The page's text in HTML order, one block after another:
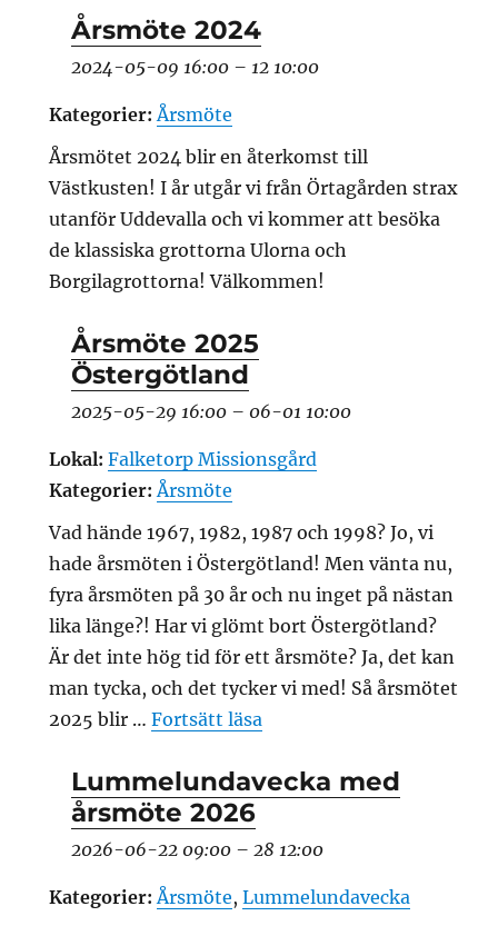
Årsmöte 2024
2024-05-09 16:00– 12 10:00
Kategorier: Årsmöte
Årsmötet 2024 blir en återkomst till
Västkusten! I år utgår vi från Örtagården strax
utanför Uddevalla och vi kommer att besöka
de klassiska grottorna Ulorna och
Borgilagrottorna! Välkommen!
Årsmöte 2025
Östergötland
2025-05-29 16:00– 06-01 10:00
Lokal: Falketorp Missionsgård
Kategorier: Årsmöte
Vad hände 1967, 1982, 1987 och 1998? Jo, vi
hade årsmöten i Östergötland! Men vänta nu,
fyra årsmöten på 30 år och nu inget på nästan
lika länge?! Har vi glömt bort Östergötland?
Är det inte hög tid för ett årsmöte? Ja, det kan
man tycka, och det tycker vi med! Så årsmötet
2025 blir …Fortsätt läsa
Lummelundavecka med
årsmöte 2026
2026-06-22 09:00– 28 12:00
Kategorier: Årsmöte,Lummelundavecka